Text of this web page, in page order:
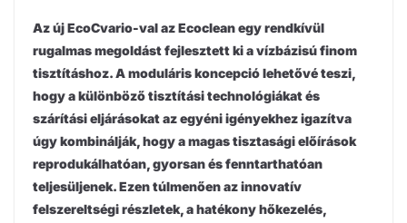
Az új EcoCvario-val az Ecoclean egy rendkívül
rugalmas megoldást fejlesztett ki a vízbázisú finom
tisztításhoz. A moduláris koncepció lehetővé teszi,
hogy a különböző tisztítási technológiákat és
szárítási eljárásokat az egyéni igényekhez igazítva
úgy kombinálják, hogy a magas tisztasági előírások
reprodukálhatóan, gyorsan és fenntarthatóan
teljesüljenek. Ezen túlmenően az innovatív
felszereltségi részletek, a hatékony hőkezelés,